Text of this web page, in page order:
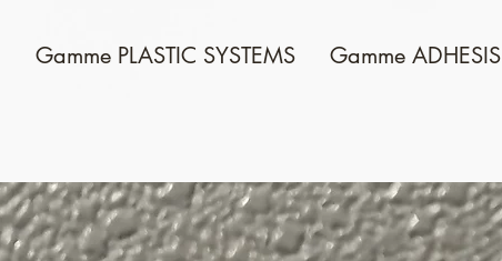
Gamme PLASTIC SYSTEMS Gamme ADHESIS